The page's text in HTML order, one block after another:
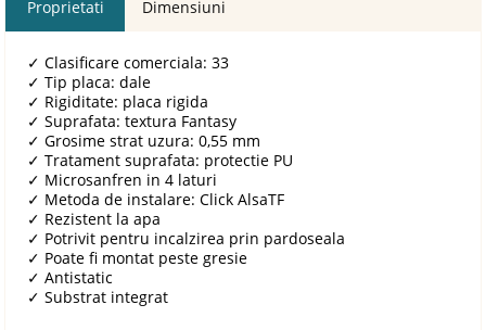
Proprietati Dimensiuni
✓ Clasificare comerciala: 33
✓ Tip placa: dale
✓ Rigiditate: placa rigida
✓ Suprafata: textura Fantasy
✓ Grosime strat uzura: 0,55 mm
✓ Tratament suprafata: protectie PU
✓ Microsanfren in 4 laturi
✓ Metoda de instalare: Click AlsaTF
✓ Rezistent la apa
✓ Potrivit pentru incalzirea prin pardoseala
✓ Poate fi montat peste gresie
✓ Antistatic
✓ Substrat integrat